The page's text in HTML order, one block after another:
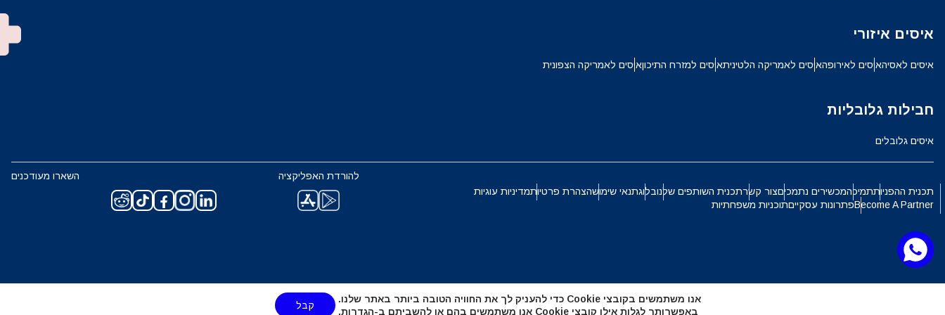
איסים איזורי
איסים לאסיהאיסים לאירופהאיסים לאמריקה הלטיניתאיסים למזרח התיכוןאיסים לאמריקה הצפונית
חבילות גלובליות
איסים גלובלים
תכנית ההפניותתמיכהמכשירים נתמכיםצור קשרתכנית השותפים שלנובלוגתנאי שימושהצהרת פרטיותמדיניות עוגיות
Become A Partnerפתרונות עסקייםתוכניות משפחתיות
להורדת האפליקציה השארו מעודכנים
简体中文
繁體中文
CAD - דולר קנדי
CHF - פרנק שוויצרי NZD - דולר ניו זילנדי
אנו משתמשים בקובצי Cookie כדי להעניק לך את החוויה הטובה ביותר באתר שלנו.
באפשרותך לגלות אילו קובצי Cookie אנו משתמשים בהם או להשביתם ב-
הגדרות.
קבל